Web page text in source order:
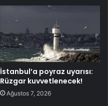
İstanbul’a poyraz uyarısı:
Rüzgar kuvvetlenecek!
Ağustos 7, 2026